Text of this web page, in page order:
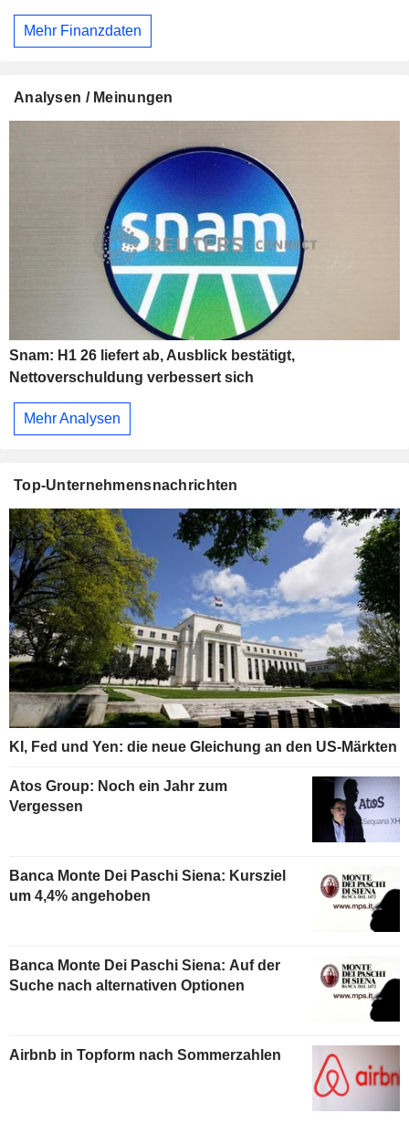
Mehr Finanzdaten
Analysen / Meinungen
Snam: H1 26 liefert ab, Ausblick bestätigt,
Nettoverschuldung verbessert sich
Mehr Analysen
Top-Unternehmensnachrichten
KI, Fed und Yen: die neue Gleichung an den US-Märkten
Atos Group: Noch ein Jahr zum
Vergessen
Banca Monte Dei Paschi Siena: Kursziel
um 4,4% angehoben
Banca Monte Dei Paschi Siena: Auf der
Suche nach alternativen Optionen
Airbnb in Topform nach Sommerzahlen